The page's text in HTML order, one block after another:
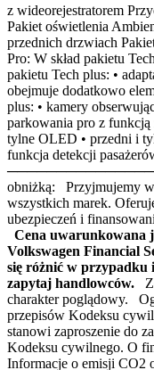
z wideorejestratorem
Pakiet oświetlenia
przednich drzwiach
Pro: W skład pakietu
pakietu Tech plus: •
obejmuje dodatkowo
plus: • kamery
parkowania pro z funkcją
tylne OLED • przedni i
funkcja detekcji
obniżką: Przyjmujemy
wszystkich marek.
ubezpieczeń i
Cena uwarunkowana
Volkswagen Financial
się różnić w przypadku
zapytaj handlowców.
charakter poglądowy.
przepisów Kodeksu
stanowi zaproszenie do
Kodeksu cywilnego. O
Informacje o emisji CO2